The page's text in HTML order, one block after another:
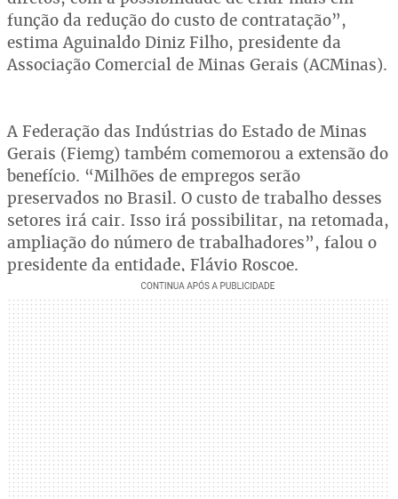
função da redução do custo de contratação”,
estima Aguinaldo Diniz Filho, presidente da
Associação Comercial de Minas Gerais (ACMinas).
A Federação das Indústrias do Estado de Minas
Gerais (Fiemg) também comemorou a extensão do
benefício. “Milhões de empregos serão
preservados no Brasil. O custo de trabalho desses
setores irá cair. Isso irá possibilitar, na retomada,
ampliação do número de trabalhadores”, falou o
presidente da entidade, Flávio Roscoe.